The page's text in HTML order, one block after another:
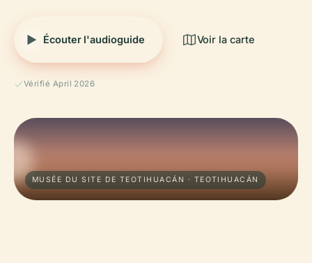
Écouter l'audioguide Voir la carte
Vérifié April 2026
MUSÉE DU SITE DE TEOTIHUACÁN · TEOTIHUACÁN